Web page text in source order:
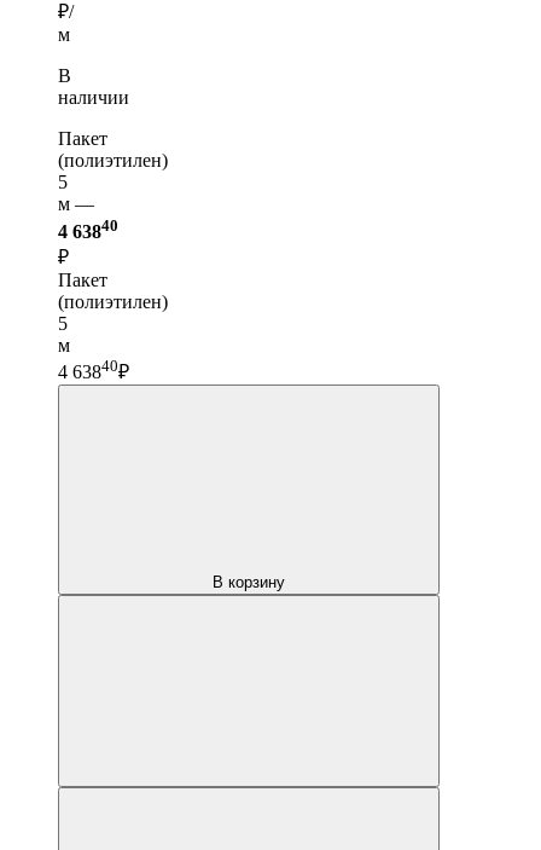
₽/
м
В
наличии
Пакет
(полиэтилен)
5
м —
4 63840
₽
Пакет
(полиэтилен)
5
м
4 63840₽
В корзину